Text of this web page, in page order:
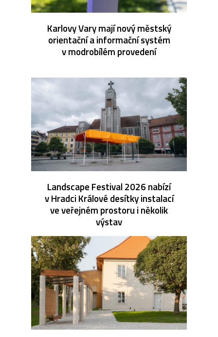
Karlovy Vary mají nový městský
orientační a informační systém
v modrobílém provedení
Landscape Festival 2026 nabízí
v Hradci Králové desítky instalací
ve veřejném prostoru i několik
výstav